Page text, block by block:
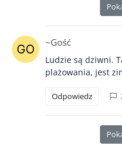
~Gość
Ludzie są dziwni.
plażowania, jest
Odpowiedz